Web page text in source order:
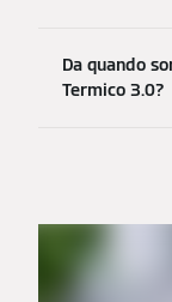
Da quando
Termico 3.0?